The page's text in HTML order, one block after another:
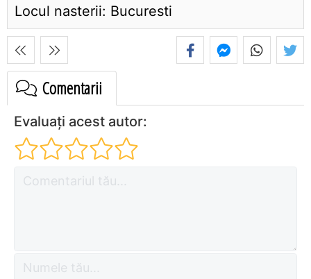
Locul nasterii: Bucuresti
Comentarii
Evaluați acest autor: